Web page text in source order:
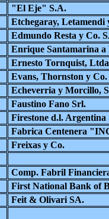
"El Eje" S.A.
Etchegaray, Letamendi
Edmundo Resta y Co.
Enrique Santamarina a
Ernesto Tornquist,
Evans, Thornston y Co.
Echeverria y Morcillo,
Faustino Fano Srl.
Firestone d.l. Argentina
Fabrica Centenera
Freixas y Co.
Comp. Fabril
First National Bank of
Feit & Olivari SA.